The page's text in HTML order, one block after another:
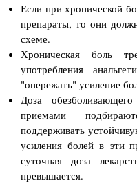
Если при хронической
препараты, то они
схеме.
Хроническая боль
употребления
"опережать" усиление
Доза
приемами
поддерживать
усиления болей в эти
суточная доза
превышается.